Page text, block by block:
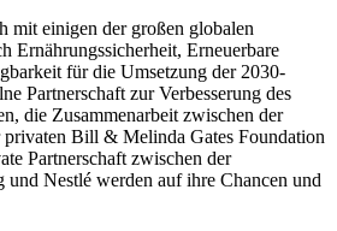
mit einigen der großen globalen
Ernährungssicherheit, Erneuerbare
für die Umsetzung der 2030-
Partnerschaft zur Verbesserung des
die Zusammenarbeit zwischen der
privaten Bill & Melinda Gates Foundation
Partnerschaft zwischen der
und Nestlé werden auf ihre Chancen und